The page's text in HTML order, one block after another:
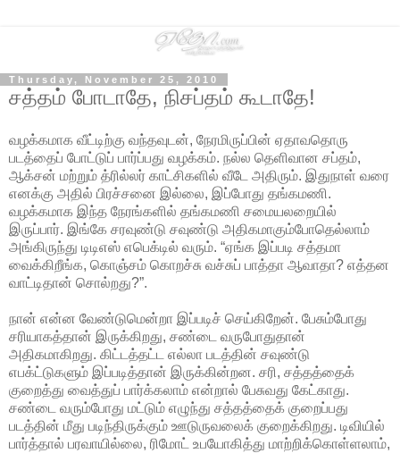
Thursday, November 25, 2010
சத்தம் போடாதே, நிசப்தம் கூடாதே!
வழக்கமாக வீட்டிற்கு வந்தவுடன், நேரமிருப்பின் ஏதாவதொரு
படத்தைப் போட்டுப் பார்ப்பது வழக்கம். நல்ல தெளிவான சப்தம்,
ஆக்சன் மற்றும் த்ரில்லர் காட்சிகளில் வீடே அதிரும். இதுநாள் வரை
எனக்கு அதில் பிரச்சனை இல்லை, இப்போது தங்கமணி.
வழக்கமாக இந்த நேரங்களில் தங்கமணி சமையலறையில்
இருப்பார். இங்கே சரவுண்டு சவுண்டு அதிகமாகும்போதெல்லாம்
அங்கிருந்து டிடிஎஸ் எபெக்டில் வரும். “ஏங்க இப்படி சத்தமா
வைக்கிறீங்க, கொஞ்சம் கொறச்சு வச்சுப் பாத்தா ஆவாதா? எத்தன
வாட்டிதான் சொல்றது?”.
நான் என்ன வேண்டுமென்றா இப்படிச் செய்கிறேன். பேசும்போது
சரியாகத்தான் இருக்கிறது, சண்டை வருபோதுதான்
அதிகமாகிறது. கிட்டத்தட்ட எல்லா படத்தின் சவுண்டு
எபக்ட்டுகளும் இப்படித்தான் இருக்கின்றன. சரி, சத்தத்தைக்
குறைத்து வைத்துப் பார்க்கலாம் என்றால் பேசுவது கேட்காது.
சண்டை வரும்போது மட்டும் எழுந்து சத்தத்தைக் குறைப்பது
படத்தின் மீது படிந்திருக்கும் ஊடுருவலைக் குறைக்கிறது. டிவியில்
பார்த்தால் பரவாயில்லை, ரிமோட் உபயோகித்து மாற்றிக்கொள்ளலாம்,